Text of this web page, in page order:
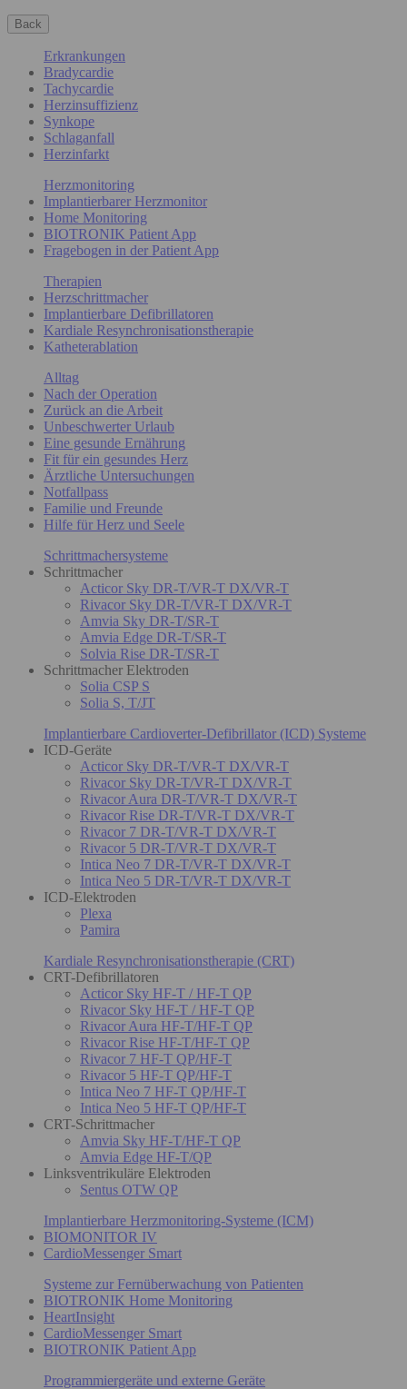
Back
Erkrankungen
Bradycardie
Tachycardie
Herzinsuffizienz
Synkope
Schlaganfall
Herzinfarkt
Herzmonitoring
Implantierbarer Herzmonitor
Home Monitoring
BIOTRONIK Patient App
Fragebogen in der Patient App
Therapien
Herzschrittmacher
Implantierbare Defibrillatoren
Kardiale Resynchronisationstherapie
Katheterablation
Alltag
Nach der Operation
Zurück an die Arbeit
Unbeschwerter Urlaub
Eine gesunde Ernährung
Fit für ein gesundes Herz
Ärztliche Untersuchungen
Notfallpass
Familie und Freunde
Hilfe für Herz und Seele
Schrittmachersysteme
Schrittmacher
Acticor Sky DR-T/VR-T DX/VR-T
Rivacor Sky DR-T/VR-T DX/VR-T
Amvia Sky DR-T/SR-T
Amvia Edge DR-T/SR-T
Solvia Rise DR-T/SR-T
Schrittmacher Elektroden
Solia CSP S
Solia S, T/JT
Implantierbare Cardioverter-Defibrillator (ICD) Systeme
ICD-Geräte
Acticor Sky DR-T/VR-T DX/VR-T
Rivacor Sky DR-T/VR-T DX/VR-T
Rivacor Aura DR-T/VR-T DX/VR-T
Rivacor Rise DR-T/VR-T DX/VR-T
Rivacor 7 DR-T/VR-T DX/VR-T
Rivacor 5 DR-T/VR-T DX/VR-T
Intica Neo 7 DR-T/VR-T DX/VR-T
Intica Neo 5 DR-T/VR-T DX/VR-T
ICD-Elektroden
Plexa
Pamira
Kardiale Resynchronisationstherapie (CRT)
CRT-Defibrillatoren
Acticor Sky HF-T / HF-T QP
Rivacor Sky HF-T / HF-T QP
Rivacor Aura HF-T/HF-T QP
Rivacor Rise HF-T/HF-T QP
Rivacor 7 HF-T QP/HF-T
Rivacor 5 HF-T QP/HF-T
Intica Neo 7 HF-T QP/HF-T
Intica Neo 5 HF-T QP/HF-T
CRT-Schrittmacher
Amvia Sky HF-T/HF-T QP
Amvia Edge HF-T/QP
Linksventrikuläre Elektroden
Sentus OTW QP
Implantierbare Herzmonitoring-Systeme (ICM)
BIOMONITOR IV
CardioMessenger Smart
Systeme zur Fernüberwachung von Patienten
BIOTRONIK Home Monitoring
HeartInsight
CardioMessenger Smart
BIOTRONIK Patient App
Programmiergeräte und externe Geräte